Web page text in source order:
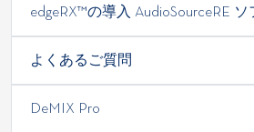
edgeRX™の導入 AudioSourceRE
よくあるご質問
DeMIX Pro